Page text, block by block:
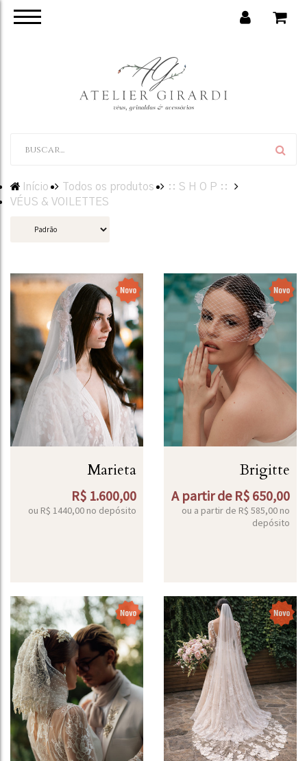
Início Todos os produtos
:: S H O P ::
VÉUS & VOILETTES
Marieta
R$ 1.600,00
ou R$ 1440,00 no depósito
Brigitte
A partir de R$ 650,00
ou a partir de R$ 585,00 no
depósito